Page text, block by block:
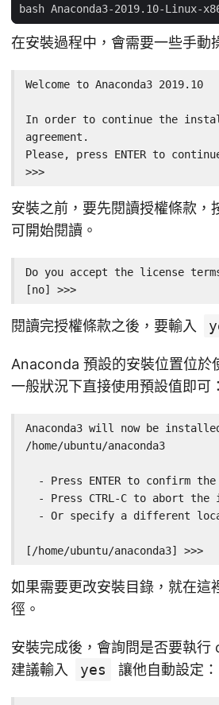
在安裝過程中，會需要一些手動
Welcome to Anaconda3 2019.10
In order to continue the
agreement.
Please, press ENTER to
>>>
安裝之前，要先閱讀授權條款，
可開始閱讀。
Do you accept the license
[no] >>>
閱讀完授權條款之後，要輸入
Anaconda 預設的安裝位置位於
一般狀況下直接使用預設值即可：
Anaconda3 will now be
/home/ubuntu/anaconda3
- Press ENTER to confirm the
- Press CTRL-C to abort the
- Or specify a different
[/home/ubuntu/anaconda3] >>>
如果需要更改安裝目錄，就在這
徑。
安裝完成後，會詢問是否要執行
建議輸入
yes 讓他自動設定：